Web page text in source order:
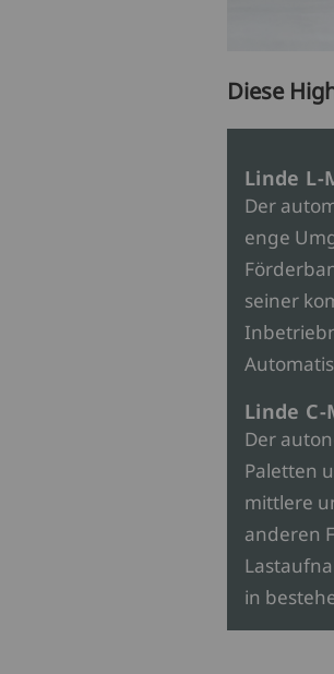
Diese
Linde L-
Der
enge
seiner
Linde
Der
Paletten
mittlere
anderen
in